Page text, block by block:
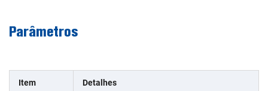
Parâmetros
Item Detalhes